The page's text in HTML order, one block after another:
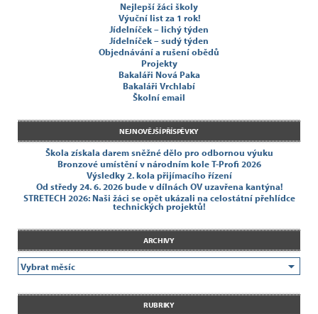
Nejlepší žáci školy
Výuční list za 1 rok!
Jídelníček – lichý týden
Jídelníček – sudý týden
Objednávání a rušení obědů
Projekty
Bakaláři Nová Paka
Bakaláři Vrchlabí
Školní email
NEJNOVĚJŠÍ PŘÍSPĚVKY
Škola získala darem sněžné dělo pro odbornou výuku
Bronzové umístění v národním kole T-Profi 2026
Výsledky 2. kola přijímacího řízení
Od středy 24. 6. 2026 bude v dílnách OV uzavřena kantýna!
STRETECH 2026: Naši žáci se opět ukázali na celostátní přehlídce
technických projektů!
ARCHIVY
RUBRIKY